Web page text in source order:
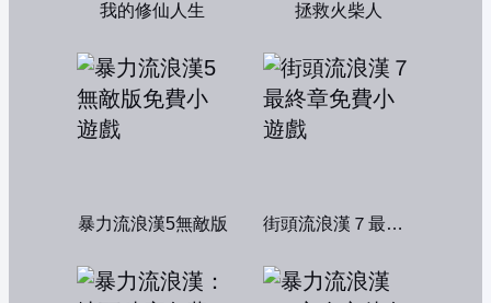
我的修仙人生 拯救火柴人
暴力流浪漢5無敵版 街頭流浪漢７最終章